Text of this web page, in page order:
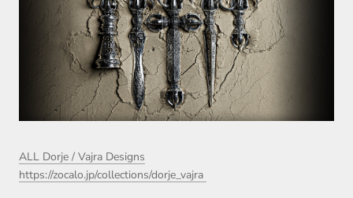
ALL Dorje / Vajra Designs
https://zocalo.jp/collections/dorje_vajra